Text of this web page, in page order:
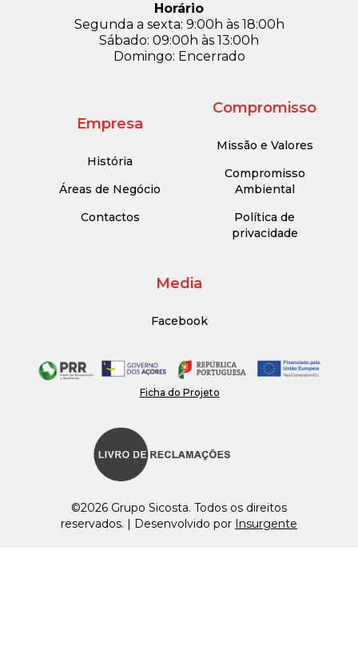
Horário
Segunda a sexta: 9:00h às 18:00h
Sábado: 09:00h às 13:00h
Domingo: Encerrado
Empresa
História
Áreas de Negócio
Contactos
Compromisso
Missão e Valores
Compromisso
Ambiental
Política de
privacidade
Media
Facebook
Ficha do Projeto
©2026 Grupo Sicosta. Todos os direitos
reservados. | Desenvolvido por Insurgente